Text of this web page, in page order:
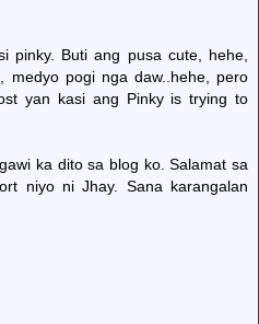
pinky. Buti ang pusa cute, hehe,
medyo pogi nga daw..hehe, pero
yan kasi ang Pinky is trying to
ka dito sa blog ko. Salamat sa
niyo ni Jhay. Sana karangalan